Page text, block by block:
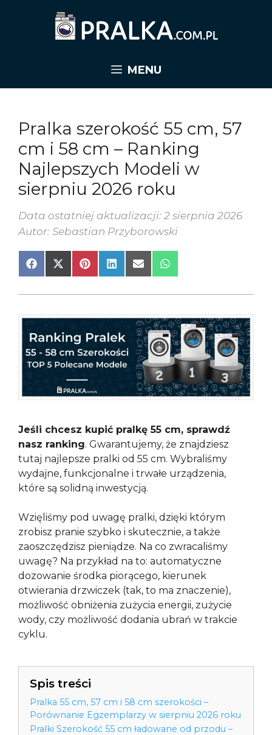
MENU
Pralka szerokość 55 cm, 57
cm i 58 cm – Ranking
Najlepszych Modeli w
sierpniu 2026 roku
Data ostatniej aktualizacji: 2 sierpnia 2026
Autor: Sebastian Przyborowski
Share
on
Share
on
(Twitter)
Share
on
Share
on
Share
on
Share
on
Jeśli chcesz kupić pralkę 55 cm, sprawdź
nasz ranking. Gwarantujemy, że znajdziesz
tutaj najlepsze pralki od 55 cm. Wybraliśmy
wydajne, funkcjonalne i trwałe urządzenia,
które są solidną inwestycją.
Wzięliśmy pod uwagę pralki, dzięki którym
zrobisz pranie szybko i skutecznie, a także
zaoszczędzisz pieniądze. Na co zwracaliśmy
uwagę? Na przykład na to: automatyczne
dozowanie środka piorącego, kierunek
otwierania drzwiczek (tak, to ma znaczenie),
możliwość obniżenia zużycia energii, zużycie
wody, czy możliwość dodania ubrań w trakcie
cyklu.
Spis treści
Pralka 55 cm, 57 cm i 58 cm szerokości –
Porównanie Egzemplarzy w sierpniu 2026 roku
Pralki Szerokość 55 cm ładowane od przodu –